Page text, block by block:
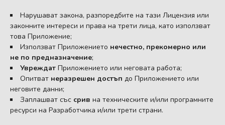
Нарушават закона, разпоредбите на тази Лицензия или
законните интереси и права на трети лица, като използват
това Приложение;
Използват Приложението нечестно, прекомерно или
не по предназначение;
Увреждат Приложението или неговата работа;
Опитват неразрешен достъп до Приложението или
неговите данни;
Заплашват със срив на техническите и/или програмните
ресурси на Разработчика и/или трети страни.